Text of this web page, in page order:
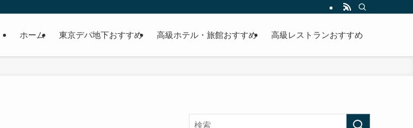
ホーム 東京デパ地下おすすめ 高級ホテル・旅館おすすめ 高級レストランおすすめ